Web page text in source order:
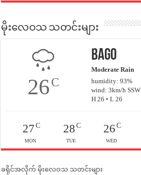
မိုးလေဝသ သတင်းများ
26C
Bago
Moderate Rain
humidity: 93%
wind: 3km/h SSW
H 26 • L 26
27C
MON
28C
TUE
26 C
WED
ခရိုင်အလိုက် မိုးလေဝသ သတင်းများ